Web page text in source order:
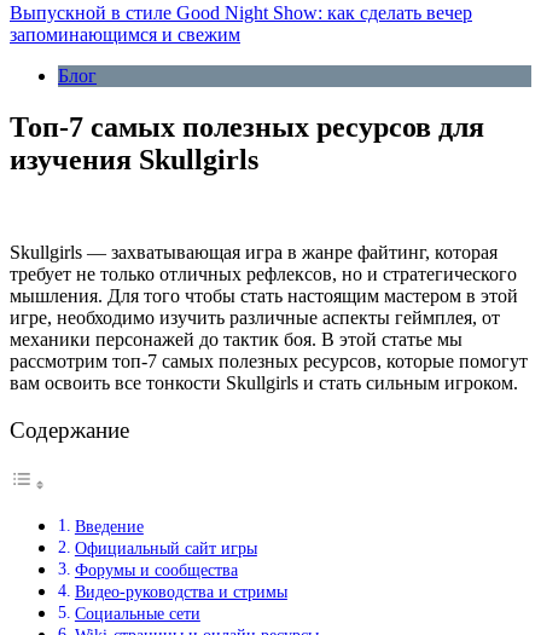
Выпускной в стиле Good Night Show: как сделать вечер
запоминающимся и свежим
Блог
Топ-7 самых полезных ресурсов для
изучения Skullgirls
Skullgirls — захватывающая игра в жанре файтинг, которая
требует не только отличных рефлексов, но и стратегического
мышления. Для того чтобы стать настоящим мастером в этой
игре, необходимо изучить различные аспекты геймплея, от
механики персонажей до тактик боя. В этой статье мы
рассмотрим топ-7 самых полезных ресурсов, которые помогут
вам освоить все тонкости Skullgirls и стать сильным игроком.
Содержание
Введение
Официальный сайт игры
Форумы и сообщества
Видео-руководства и стримы
Социальные сети